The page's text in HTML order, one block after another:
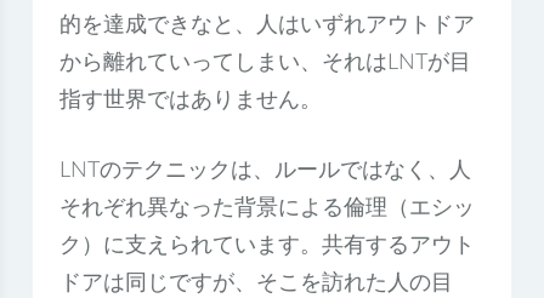
的を達成できなと、人はいずれアウトドア
から離れていってしまい、それはLNTが目
指す世界ではありません。
LNTのテクニックは、ルールではなく、人
それぞれ異なった背景による倫理（エシッ
ク）に支えられています。共有するアウト
ドアは同じですが、そこを訪れた人の目